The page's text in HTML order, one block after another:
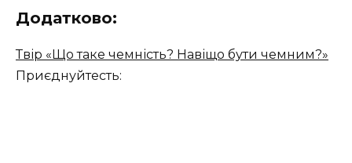
Додатково:
Твір «Що таке чемність? Навіщо бути чемним?»
Приєднуйтесть: